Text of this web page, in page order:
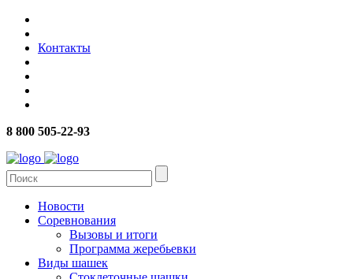
Контакты
8 800 505-22-93
Новости
Соревнования
Вызовы и итоги
Программа жеребьевки
Виды шашек